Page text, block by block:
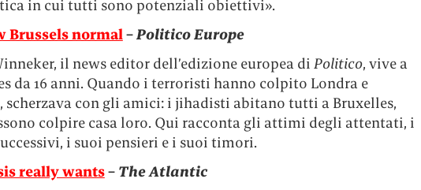
in cui tutti sono potenziali obiettivi».
Brussels normal–Politico Europe
il news editor dell’edizione europea di Politico, vive a
da 16 anni. Quando i terroristi hanno colpito Londra e
scherzava con gli amici: i jihadisti abitano tutti a Bruxelles,
colpire casa loro. Qui racconta gli attimi degli attentati, i
i suoi pensieri e i suoi timori.
really wants– The Atlantic